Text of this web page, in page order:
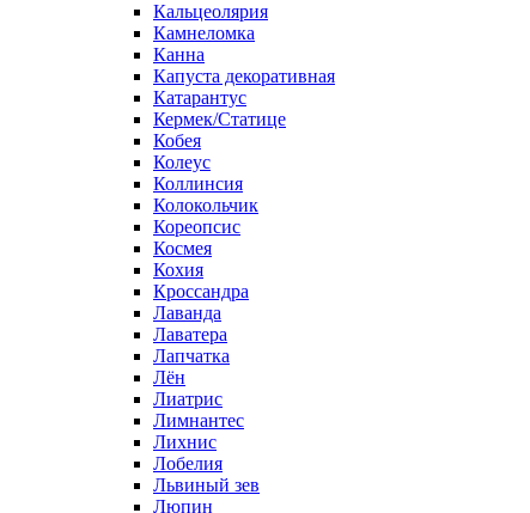
Кальцеолярия
Камнеломка
Канна
Капуста декоративная
Катарантус
Кермек/Статице
Кобея
Колеус
Коллинсия
Колокольчик
Кореопсис
Космея
Кохия
Кроссандра
Лаванда
Лаватера
Лапчатка
Лён
Лиатрис
Лимнантес
Лихнис
Лобелия
Львиный зев
Люпин